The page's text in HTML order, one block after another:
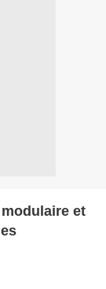
et